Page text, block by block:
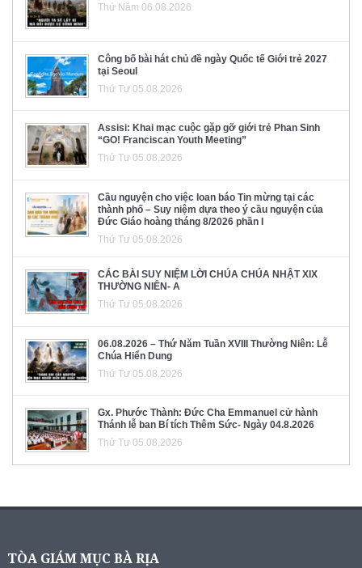
Thứ Năm 06.08.2026
Công bố bài hát chủ đề ngày Quốc tế Giới trẻ 2027
tại Seoul
Thứ Tư 05.08.2026
Assisi: Khai mạc cuộc gặp gỡ giới trẻ Phan Sinh
“GO! Franciscan Youth Meeting”
Thứ Tư 05.08.2026
Cầu nguyện cho việc loan báo Tin mừng tại các
thành phố – Suy niệm dựa theo ý cầu nguyện của
Đức Giáo hoàng tháng 8/2026 phần I
Thứ Tư 05.08.2026
CÁC BÀI SUY NIỆM LỜI CHÚA CHÚA NHẬT XIX
THƯỜNG NIÊN- A
Thứ Tư 05.08.2026
06.08.2026 – Thứ Năm Tuần XVIII Thường Niên: Lễ
Chúa Hiển Dung
Thứ Tư 05.08.2026
Gx. Phước Thành: Đức Cha Emmanuel cử hành
Thánh lễ ban Bí tích Thêm Sức- Ngày 04.8.2026
Thứ Tư 05.08.2026
TÒA GIÁM MỤC BÀ RỊA